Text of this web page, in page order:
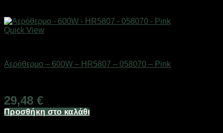
Quick View
Αερόθερμο – 600W – HR5807 – 058070 – Pink
29,48 €
Προσθήκη στο καλάθι